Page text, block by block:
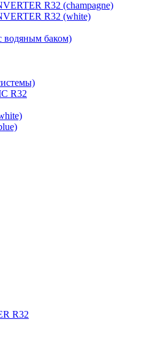
R32 (champagne)
R32 (white)
водяным баком)
R32
R32